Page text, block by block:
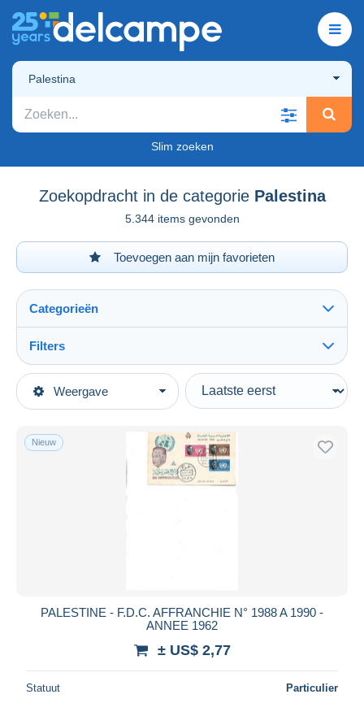
Palestina
Slim zoeken
Zoekopdracht in de categorie Palestina
5.344 items gevonden
Toevoegen aan mijn favorieten
Weergave
Categorieën
Topcategorieën
Azië
Filters
Type verkopen
Actief
Veiling met biedingen
Veilingen zonder biedingen
Prijs
Nieuw
PALESTINE - F.D.C. AFFRANCHIE N° 1988 A 1990 -
ANNEE 1962
± US$ 2,77
Statuut Particulier